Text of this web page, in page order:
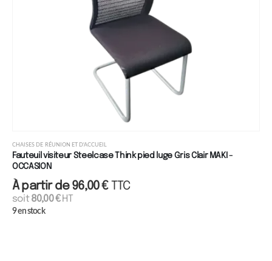
CHAISES DE RÉUNION ET D'ACCUEIL
Fauteuil visiteur Steelcase Think pied luge Gris Clair MAKI -
OCCASION
À partir de96,00€ TTC
soit80,00€HT
9 en stock